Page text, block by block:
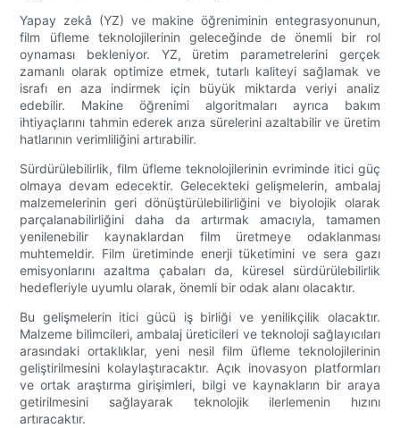
Yapay zekâ (YZ) ve makine öğreniminin entegrasyonunun,
film üfleme teknolojilerinin geleceğinde de önemli bir rol
oynaması bekleniyor. YZ, üretim parametrelerini gerçek
zamanlı olarak optimize etmek, tutarlı kaliteyi sağlamak ve
israfı en aza indirmek için büyük miktarda veriyi analiz
edebilir. Makine öğrenimi algoritmaları ayrıca bakım
ihtiyaçlarını tahmin ederek arıza sürelerini azaltabilir ve üretim
hatlarının verimliliğini artırabilir.
Sürdürülebilirlik, film üfleme teknolojilerinin evriminde itici güç
olmaya devam edecektir. Gelecekteki gelişmelerin, ambalaj
malzemelerinin geri dönüştürülebilirliğini ve biyolojik olarak
parçalanabilirliğini daha da artırmak amacıyla, tamamen
yenilenebilir kaynaklardan film üretmeye odaklanması
muhtemeldir. Film üretiminde enerji tüketimini ve sera gazı
emisyonlarını azaltma çabaları da, küresel sürdürülebilirlik
hedefleriyle uyumlu olarak, önemli bir odak alanı olacaktır.
Bu gelişmelerin itici gücü iş birliği ve yenilikçilik olacaktır.
Malzeme bilimcileri, ambalaj üreticileri ve teknoloji sağlayıcıları
arasındaki ortaklıklar, yeni nesil film üfleme teknolojilerinin
geliştirilmesini kolaylaştıracaktır. Açık inovasyon platformları
ve ortak araştırma girişimleri, bilgi ve kaynakların bir araya
getirilmesini sağlayarak teknolojik ilerlemenin hızını
artıracaktır.